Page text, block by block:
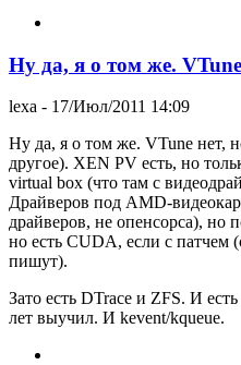
Ну да, я о том же.
lexa - 17/Июл/2011 14:09
Ну да, я о том же. VTune нет,
другое). XEN PV есть, но
virtual box (что там с
Драйверов под AMD-
драйверов, не опенсорса), но
но есть CUDA, если с патчем
пишут).
Зато есть DTrace и ZFS. И
лет выучил. И kevent/kqueue.